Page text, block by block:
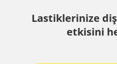
Lastiklerinize
etkisini